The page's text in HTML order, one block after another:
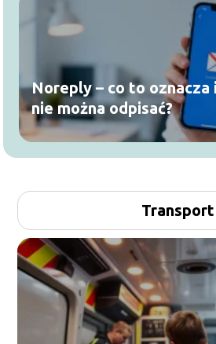
Noreply – co to oznacza
nie można odpisać?
Transport